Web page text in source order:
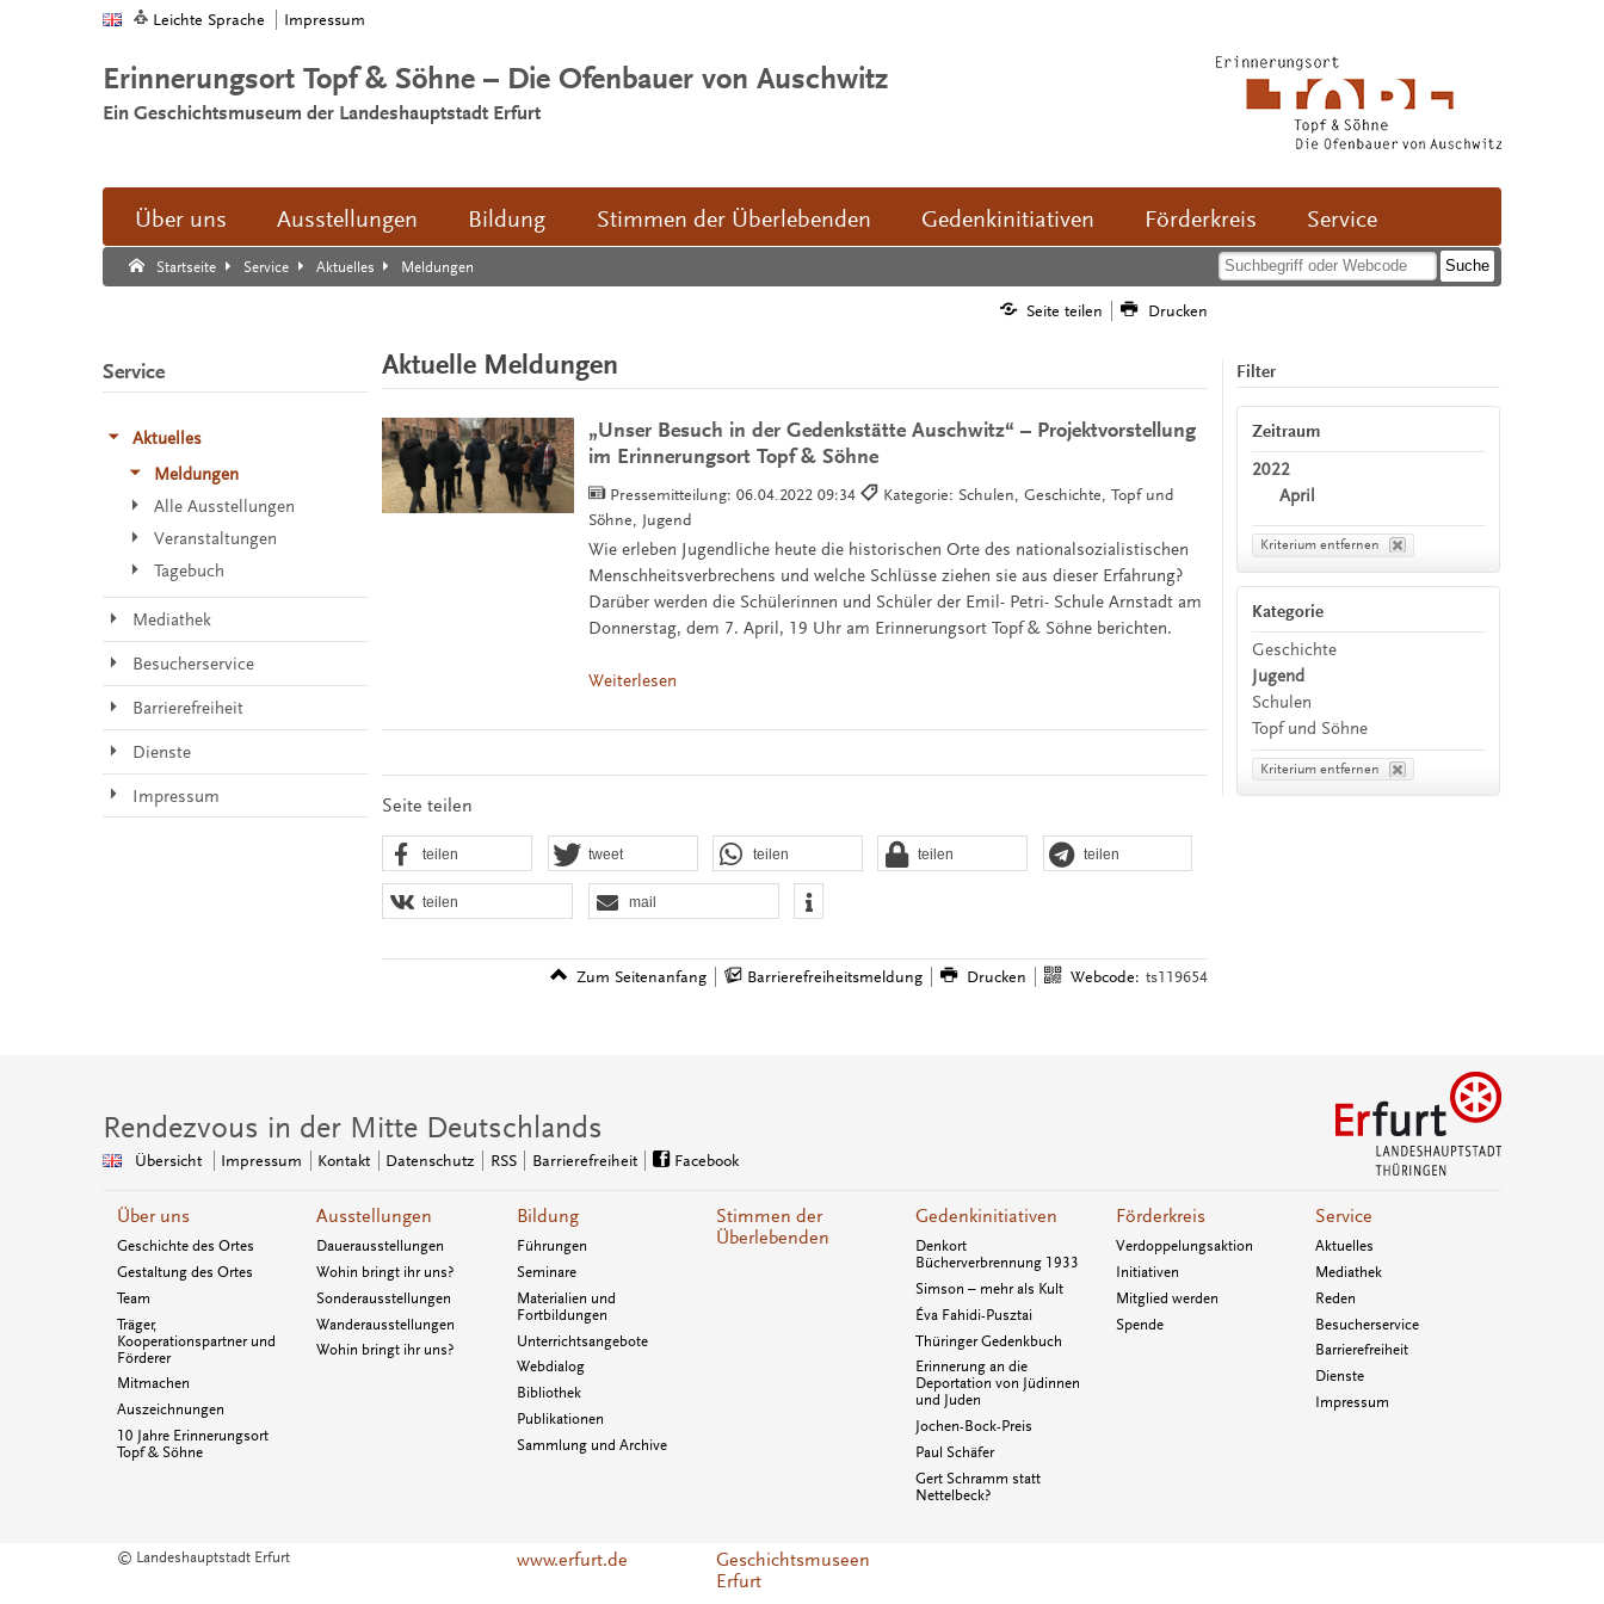
Leichte Sprache Impressum
Erinnerungsort Topf & Söhne – Die Ofenbauer von Auschwitz
Ein Geschichtsmuseum der Landeshauptstadt Erfurt
Über uns Ausstellungen Bildung Stimmen der Überlebenden Gedenkinitiativen Förderkreis Service
Startseite Service Aktuelles Meldungen
Suche:
Suche Ende.
Seite teilen Drucken
Aktuelle Meldungen
„Unser Besuch in der Gedenkstätte Auschwitz“ – Projektvorstellung
im Erinnerungsort Topf & Söhne
Pressemitteilung:06.04.2022 09:34
Kategorie: Schulen, Geschichte, Topf und
Söhne, Jugend
Wie erleben Jugendliche heute die historischen Orte des nationalsozialistischen
Menschheitsverbrechens und welche Schlüsse ziehen sie aus dieser Erfahrung?
Darüber werden die Schülerinnen und Schüler der Emil- Petri- Schule Arnstadt am
Donnerstag, dem 7. April, 19 Uhr am Erinnerungsort Topf & Söhne berichten.
Weiterlesen
Seite teilen
teilen tweet teilen teilen teilen
teilen mail
Zum Seitenanfang Barrierefreiheitsmeldung Drucken Webcode: ts119654
Filter
Zeitraum
2022
April
Kriterium entfernen
Kategorie
Geschichte
Jugend
Schulen
Topf und Söhne
Kriterium entfernen
Service
Aktuelles
Meldungen
Alle Ausstellungen
Veranstaltungen
Tagebuch
Mediathek
Besucherservice
Barrierefreiheit
Dienste
Impressum
Rendezvous in der Mitte Deutschlands
Übersicht Impressum Kontakt Datenschutz RSS Barrierefreiheit Facebook
Über uns
Geschichte des Ortes
Gestaltung des Ortes
Team
Träger,
Kooperationspartner und
Förderer
Mitmachen
Auszeichnungen
10 Jahre Erinnerungsort
Topf & Söhne
Ausstellungen
Dauerausstellungen
Wohin bringt ihr uns?
Sonderausstellungen
Wanderausstellungen
Wohin bringt ihr uns?
Bildung
Führungen
Seminare
Materialien und
Fortbildungen
Unterrichtsangebote
Webdialog
Bibliothek
Publikationen
Sammlung und Archive
Stimmen der
Überlebenden
Gedenkinitiativen
Denkort
Bücherverbrennung 1933
Simson – mehr als Kult
Éva Fahidi-Pusztai
Thüringer Gedenkbuch
Erinnerung an die
Deportation von Jüdinnen
und Juden
Jochen-Bock-Preis
Paul Schäfer
Gert Schramm statt
Nettelbeck?
Förderkreis
Verdoppelungsaktion
Initiativen
Mitglied werden
Spende
Service
Aktuelles
Mediathek
Reden
Besucherservice
Barrierefreiheit
Dienste
Impressum
© Landeshauptstadt Erfurt www.erfurt.de
Geschichtsmuseen
Erfurt